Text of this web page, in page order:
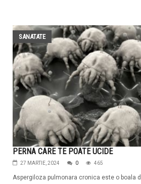
SANATATE
PERNA CARE TE POATE UCIDE
27 MARTIE, 2024 0 465
Aspergiloza pulmonara cronica este o boala